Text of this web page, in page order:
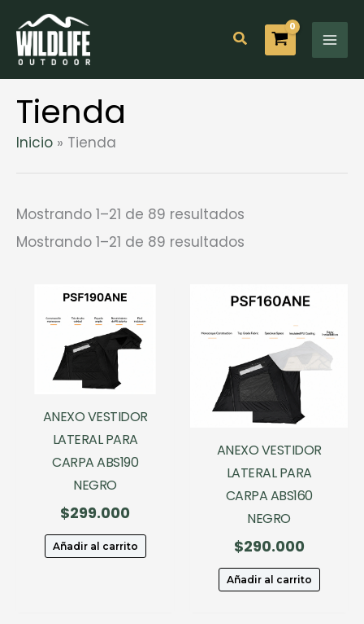
contenido
Buscar
Tienda
Inicio Tienda
Mostrando 1–21 de 89 resultados
Mostrando 1–21 de 89 resultados
ANEXO VESTIDOR
LATERAL PARA
CARPA ABS190
NEGRO
$299.000
Añadir al carrito
ANEXO VESTIDOR
LATERAL PARA
CARPA ABS160
NEGRO
$290.000
Añadir al carrito